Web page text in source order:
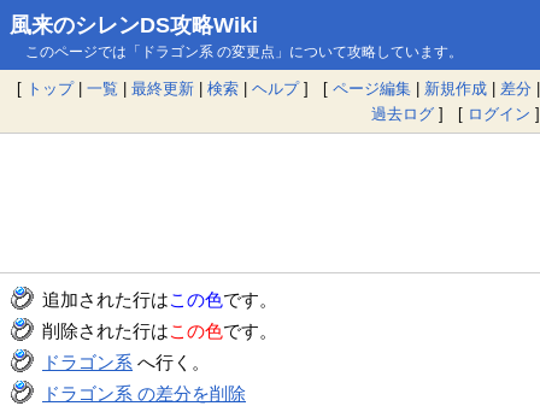
風来のシレンDS攻略Wiki
このページでは「ドラゴン系 の変更点」について攻略しています。
[ トップ| 一覧 | 最終更新 | 検索 | ヘルプ] [ ページ編集 | 新規作成 | 差分 |
過去ログ ] [ ログイン ]
追加された行はこの色です。
削除された行はこの色です。
ドラゴン系 へ行く。
ドラゴン系 の差分を削除